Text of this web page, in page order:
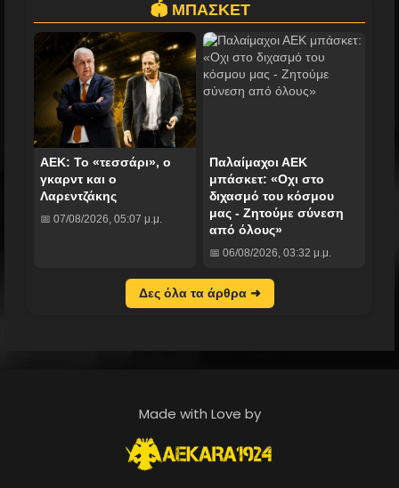
🏟️ ΜΠΑΣΚΕΤ
ΑΕΚ: Το «τεσσάρι», ο
γκαρντ και ο
Λαρεντζάκης
📅 07/08/2026, 05:07 μ.μ.
Παλαίμαχοι ΑΕΚ
μπάσκετ: «Οχι στο
διχασμό του κόσμου
μας - Ζητούμε σύνεση
από όλους»
📅 06/08/2026, 03:32 μ.μ.
Δες όλα τα άρθρα ➜
Made with Love by